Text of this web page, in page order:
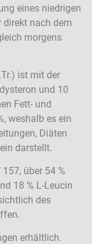
eines niedrigen
direkt nach dem
morgens
ist mit der
und 10
Fett- und
weshalb es ein
Diäten
darstellt.
über 54 %
18 % L-Leucin
des
erhältlich.